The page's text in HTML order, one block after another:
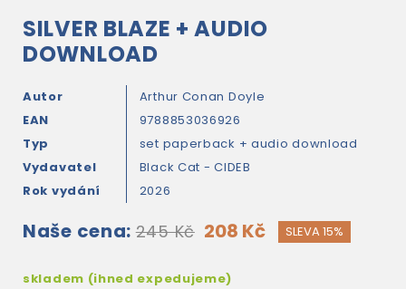
SILVER BLAZE + AUDIO
DOWNLOAD
Autor
Arthur Conan Doyle
EAN
9788853036926
Typ
set paperback + audio download
Vydavatel
Black Cat - CIDEB
Rok vydání
2026
Naše cena: 245 Kč 208 Kč SLEVA 15%
skladem (ihned expedujeme)